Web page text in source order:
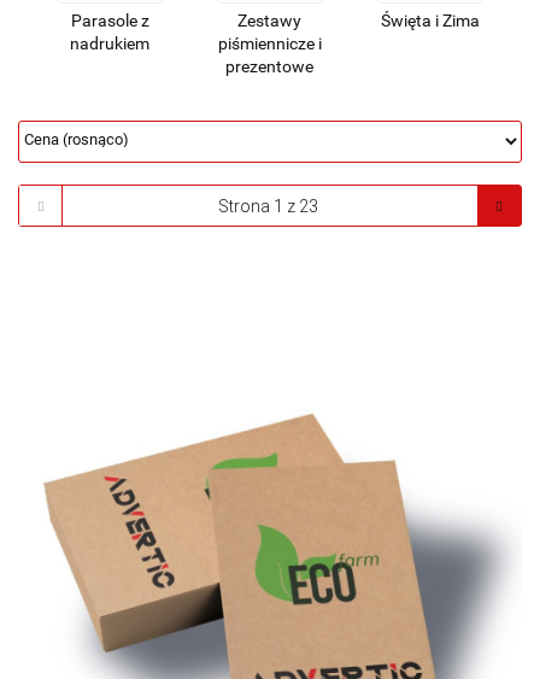
Parasole z
nadrukiem
Zestawy
piśmiennicze i
prezentowe
Święta i Zima